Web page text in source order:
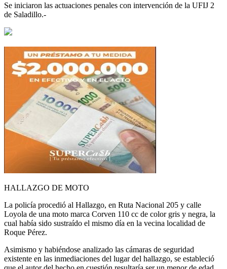
Se iniciaron las actuaciones penales con intervención de la UFIJ 2
de Saladillo.-
HALLAZGO DE MOTO
La policía procedió al Hallazgo, en Ruta Nacional 205 y calle
Loyola de una moto marca Corven 110 cc de color gris y negra, la
cual había sido sustraído el mismo día en la vecina localidad de
Roque Pérez.
Asimismo y habiéndose analizado las cámaras de seguridad
existente en las inmediaciones del lugar del hallazgo, se estableció